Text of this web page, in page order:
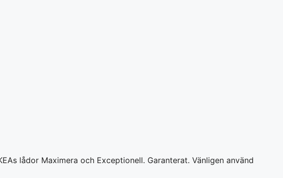
lådor Maximera och Exceptionell. Garanterat. Vänligen använd